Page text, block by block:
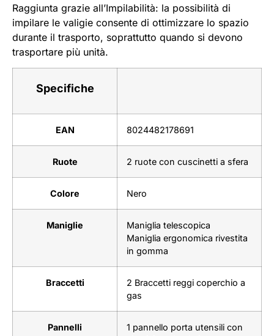
Raggiunta grazie all’Impilabilità: la possibilità di
impilare le valigie consente di ottimizzare lo spazio
durante il trasporto, soprattutto quando si devono
trasportare più unità.
Specifiche
EAN 8024482178691
Ruote 2 ruote con cuscinetti a sfera
Colore Nero
Maniglie
Maniglia telescopica
Maniglia ergonomica rivestita
in gomma
Braccetti
2 Braccetti reggi coperchio a
gas
Pannelli
1 pannello porta utensili con